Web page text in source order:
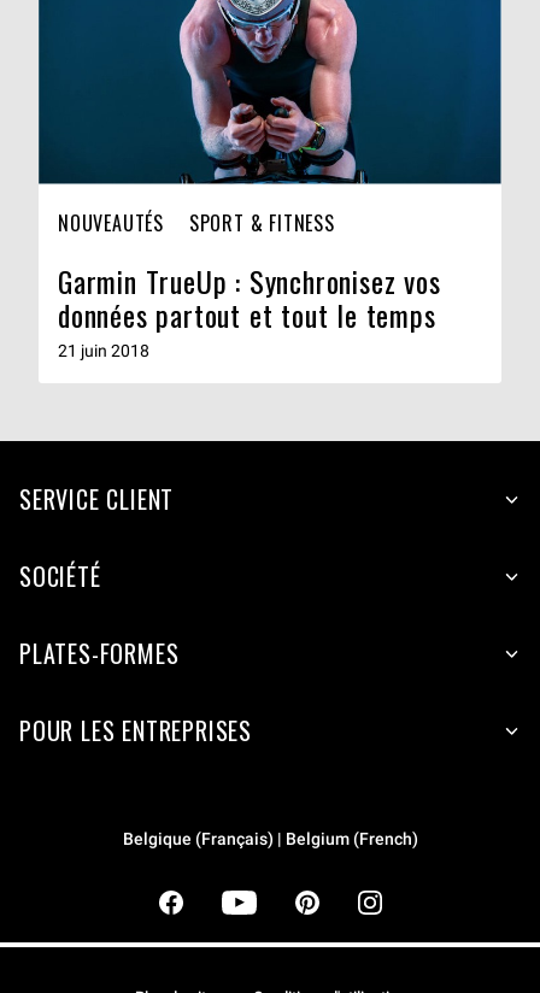
NOUVEAUTÉS SPORT & FITNESS
Garmin TrueUp : Synchronisez vos
données partout et tout le temps
21 juin 2018
SERVICE CLIENT
SOCIÉTÉ
PLATES-FORMES
POUR LES ENTREPRISES
Belgique (Français) | Belgium (French)